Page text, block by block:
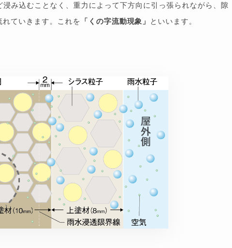
み込むことなく、重力によって下方向に引っ張られながら、隙
ていきます。これを 「くの字流動現象」 といいます。